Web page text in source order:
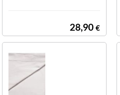
28,90 €